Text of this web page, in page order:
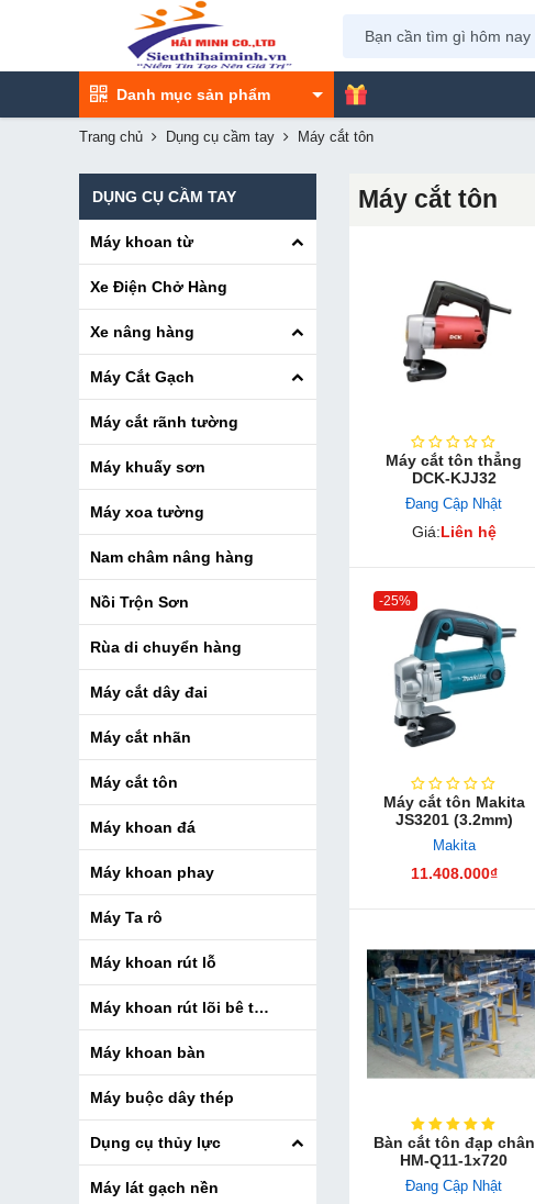
Danh mục sản phẩm
Trang chủ Dụng cụ cầm tay Máy cắt tôn
Máy cắt tôn
Máy cắt tôn thẳng
DCK-KJJ32
Đang Cập Nhật
Giá:Liên hệ
-25%
Máy cắt tôn Makita
JS3201 (3.2mm)
Makita
11.408.000₫
Bàn cắt tôn đạp chân
HM-Q11-1x720
Đang Cập Nhật
DỤNG CỤ CẦM TAY
Máy khoan từ
Xe Điện Chở Hàng
Xe nâng hàng
Máy Cắt Gạch
Máy cắt rãnh tường
Máy khuấy sơn
Máy xoa tường
Nam châm nâng hàng
Nồi Trộn Sơn
Rùa di chuyển hàng
Máy cắt dây đai
Máy cắt nhãn
Máy cắt tôn
Máy khoan đá
Máy khoan phay
Máy Ta rô
Máy khoan rút lỗ
Máy khoan rút lõi bê tông
Máy khoan bàn
Máy buộc dây thép
Dụng cụ thủy lực
Máy lát gạch nền